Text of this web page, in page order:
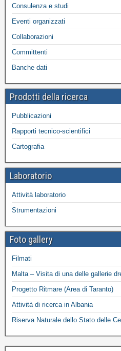
Consulenza e studi
Eventi organizzati
Collaborazioni
Committenti
Banche dati
Prodotti della ricerca
Pubblicazioni
Rapporti tecnico-scientifici
Cartografia
Laboratorio
Attività laboratorio
Strumentazioni
Foto gallery
Filmati
Malta – Visita di una delle gallerie
Progetto Ritmare (Area di Taranto)
Attività di ricerca in Albania
Riserva Naturale dello Stato delle